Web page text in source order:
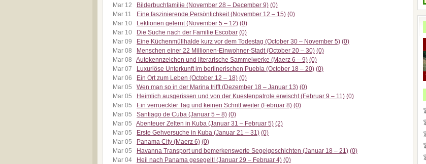
Mar 12
Bilderbuchfamilie (November 28 – December 9) (0)
Mar 11
Eine faszinierende Persönlichkeit (November 12 – 15) (0)
Mar 10
Lektionen gelernt (November 5 – 12) (0)
Mar 10
Die Suche nach der Familie Escobar (0)
Mar 09
Eine Küchenmüllhalde kurz vor dem Todestag (October 30 – November 5) (0)
Mar 08
Menschen einer 22 Millionen-Einwohner-Stadt (October 20 – 30) (0)
Mar 08
Autokennzeichen und literarische Sammelwerke (Maerz 6 – 9) (0)
Mar 07
Luxuriöse Unterkunft im berlinerischen Puebla (October 18 – 20) (0)
Mar 06
Ein Ort zum Leben (October 12 – 18) (0)
Mar 05
Wen man so in der Marina trifft (Dezember 18 – Januar 13) (0)
Mar 05
Heimlich ausgerissen und von der Kuestenpatrole erwischt (Februar 9 – 11) (0)
Mar 05
Ein verrueckter Tag und keinen Schritt weiter (Februar 8) (0)
Mar 05
Santiago de Cuba (Januar 5 – 8) (0)
Mar 05
Abenteuer Zelten in Kuba (Januar 31 – Februar 5) (2)
Mar 05
Erste Gehversuche in Kuba (Januar 21 – 31) (0)
Mar 05
Panama City (Maerz 6) (0)
Mar 05
Havanna Transport und bemerkenswerte Segelgeschichten (Januar 18 – 21) (0)
Mar 04
Heil nach Panama gesegelt! (Januar 29 – Februar 4) (0)